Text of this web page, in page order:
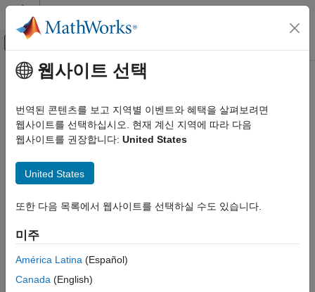
콘텐츠로 바로 가기
오프캔버스 탐색 메뉴 토글
문서 홈
MATLAB 사용
MATLAB
MATLAB Copilot
Simulink 사용
Simulink Copilot
물리 모델링
이벤트 기반 모델링
실시간 시뮬레이션 및 테스트
주요 콘텐츠
이 페이지가 얼마나 도움이 되었습니까?
웹사이트 선택
번역된 콘텐츠를 보고 지역별 이벤트와 혜택을 살펴보려면
웹사이트를 선택하십시오. 현재 계신 지역에 따라 다음
웹사이트를 권장합니다: United States
United States
또한 다음 목록에서 웹사이트를 선택하실 수도 있습니다.
미주
América Latina (Español)
Canada (English)